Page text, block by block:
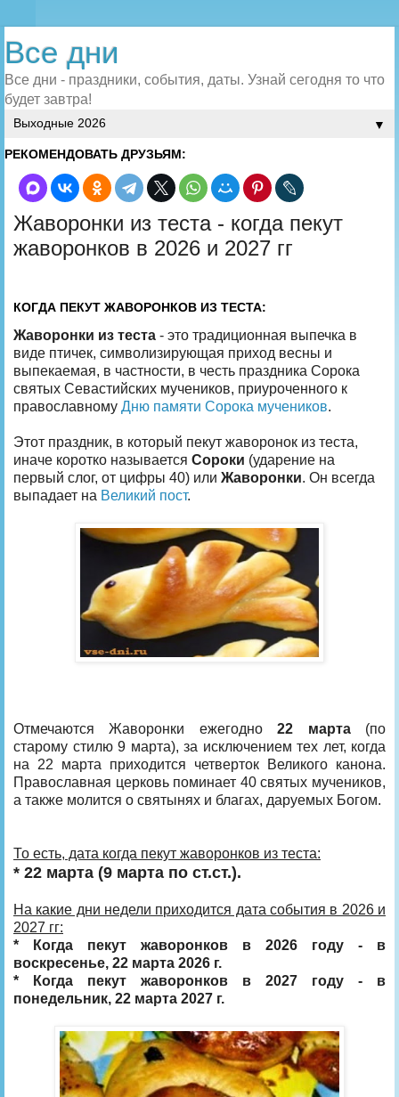
Все дни
Все дни - праздники, события, даты. Узнай сегодня то что
будет завтра!
▼
РЕКОМЕНДОВАТЬ ДРУЗЬЯМ:
Жаворонки из теста - когда пекут
жаворонков в 2026 и 2027 гг
КОГДА ПЕКУТ ЖАВОРОНКОВ ИЗ ТЕСТА:
Жаворонки из теста - это традиционная выпечка в
виде птичек, символизирующая приход весны и
выпекаемая, в частности, в честь праздника Сорока
святых Севастийских мучеников, приуроченного к
православному Дню памяти Сорока мучеников.
Этот праздник, в который пекут жаворонок из теста,
иначе коротко называется Сороки (ударение на
первый слог, от цифры 40) или Жаворонки. Он всегда
выпадает на Великий пост.
Отмечаются Жаворонки ежегодно22 марта(по
старому стилю 9 марта), за исключением тех лет, когда
на 22 марта приходится четверток Великого канона.
Православная церковь поминает 40 святых мучеников,
а также молится о святынях и благах, даруемых Богом.
То есть, дата когда пекут жаворонков из теста:
* 22 марта (9 марта по ст.ст.).
На какие дни недели приходится дата события в 2026 и
2027 гг:
* Когда пекут жаворонков в 2026 году - в
воскресенье, 22 марта 2026 г.
* Когда пекут жаворонков в 2027 году - в
понедельник, 22 марта 2027 г.